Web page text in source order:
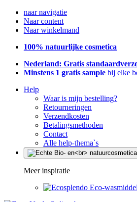
naar navigatie
Naar content
Naar winkelmand
100% natuurlijke cosmetica
Nederland: Gratis
Minstens 1 gratis sample bij elke
Help
Waar is mijn bestelling?
Retourneringen
Verzendkosten
Betalingsmethoden
Contact
Alle help-thema`s
Meer inspiratie
Eco-